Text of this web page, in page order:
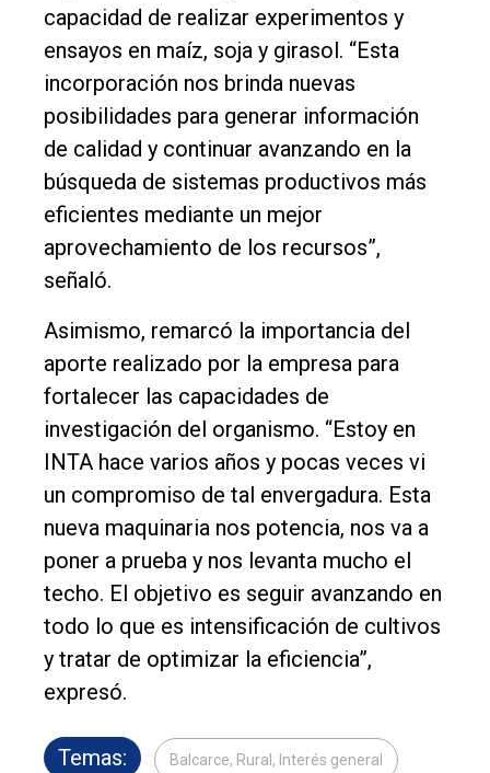
capacidad de realizar experimentos y
ensayos en maíz, soja y girasol. “Esta
incorporación nos brinda nuevas
posibilidades para generar información
de calidad y continuar avanzando en la
búsqueda de sistemas productivos más
eficientes mediante un mejor
aprovechamiento de los recursos”,
señaló.
Asimismo, remarcó la importancia del
aporte realizado por la empresa para
fortalecer las capacidades de
investigación del organismo. “Estoy en
INTA hace varios años y pocas veces vi
un compromiso de tal envergadura. Esta
nueva maquinaria nos potencia, nos va a
poner a prueba y nos levanta mucho el
techo. El objetivo es seguir avanzando en
todo lo que es intensificación de cultivos
y tratar de optimizar la eficiencia”,
expresó.
Temas: Balcarce, Rural, Interés general